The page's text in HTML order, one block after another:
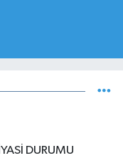
DURUMU